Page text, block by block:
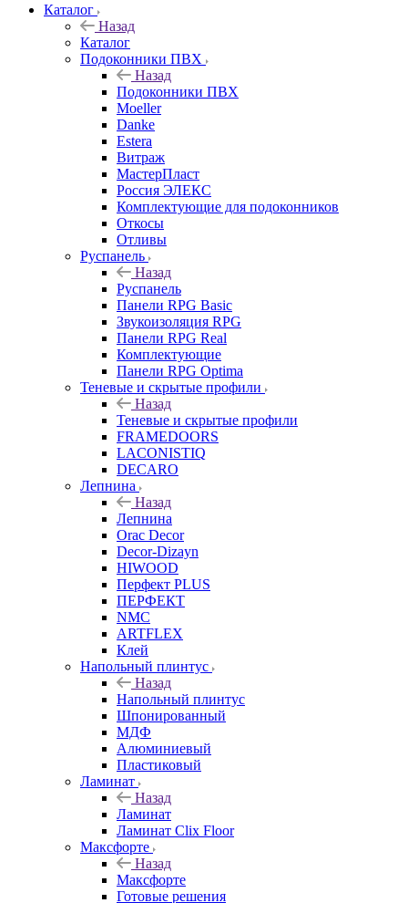
Каталог
Назад
Каталог
Подоконники ПВХ
Назад
Подоконники ПВХ
Moeller
Danke
Estera
Витраж
МастерПласт
Россия ЭЛЕКС
Комплектующие для подоконников
Откосы
Отливы
Руспанель
Назад
Руспанель
Панели RPG Basic
Звукоизоляция RPG
Панели RPG Real
Комплектующие
Панели RPG Optima
Теневые и скрытые профили
Назад
Теневые и скрытые профили
FRAMEDOORS
LACONISTIQ
DECARO
Лепнина
Назад
Лепнина
Orac Decor
Decor-Dizayn
HIWOOD
Перфект PLUS
ПЕРФЕКТ
NMC
ARTFLEX
Клей
Напольный плинтус
Назад
Напольный плинтус
Шпонированный
МДФ
Алюминиевый
Пластиковый
Ламинат
Назад
Ламинат
Ламинат Clix Floor
Максфорте
Назад
Максфорте
Готовые решения